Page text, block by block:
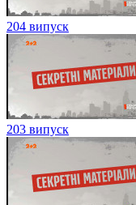
204 випуск
203 випуск